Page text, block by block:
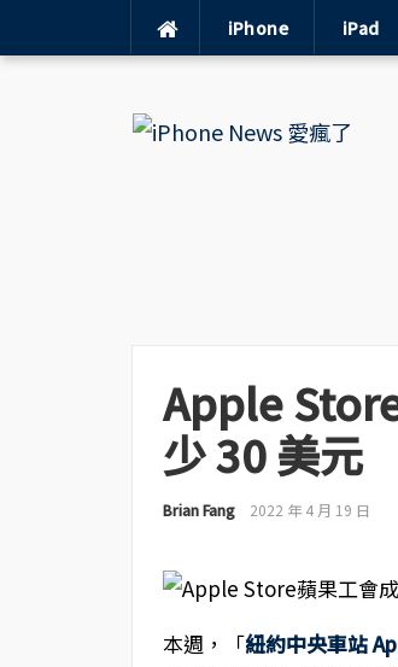
iPhone iPad
Apple
少 30 美元
Brian Fang 2022 年 4 月 19 日
本週，「紐約中央車站